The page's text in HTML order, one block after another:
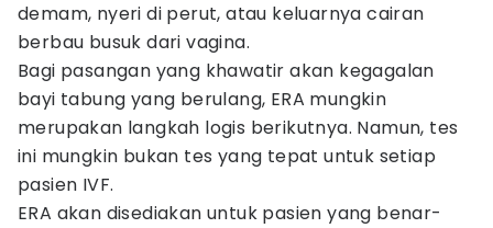
demam, nyeri di perut, atau keluarnya cairan
berbau busuk dari vagina.
Bagi pasangan yang khawatir akan kegagalan
bayi tabung yang berulang, ERA mungkin
merupakan langkah logis berikutnya. Namun, tes
ini mungkin bukan tes yang tepat untuk setiap
pasien IVF.
ERA akan disediakan untuk pasien yang benar-